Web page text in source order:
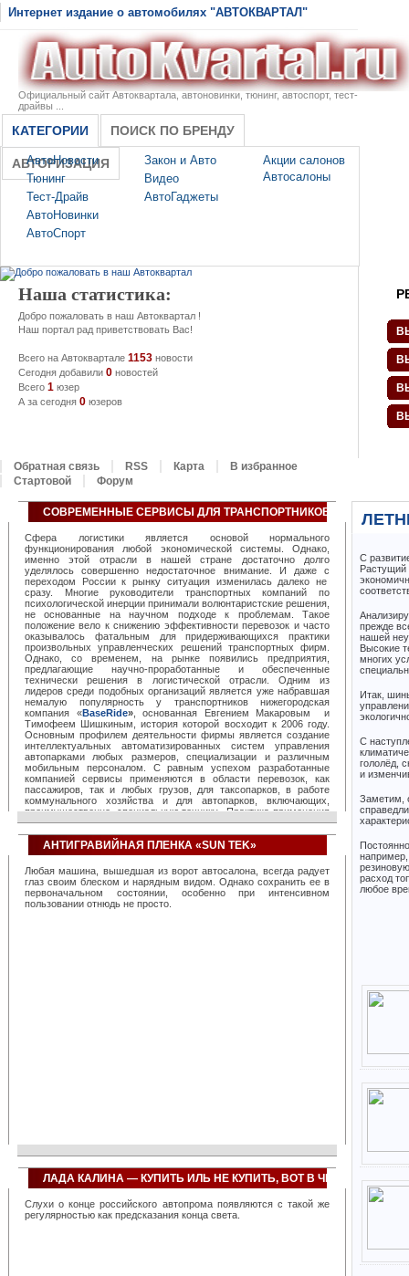
Интернет издание о автомобилях "АВТОКВАРТАЛ"
Официальный сайт Автоквартала, автоновинки, тюнинг, автоспорт, тест-
драйвы ...
КАТЕГОРИИ
АвтоНовости
Тюнинг
Тест-Драйв
АвтоНовинки
АвтоСпорт
Закон и Авто
Видео
АвтоГаджеты
Акции салонов
Автосалоны
ПОИСК ПО БРЕНДУ
АВТОРИЗАЦИЯ
Наша статистика:
Добро пожаловать в наш Автоквартал !
Наш портал рад приветствовать Вас!
Всего на Автоквартале 1153 новости
Сегодня добавили 0 новостей
Всего 1 юзер
А за сегодня 0 юзеров
Обратная связь RSS Карта
В избранное
Стартовой
Форум
СОВРЕМЕННЫЕ СЕРВИСЫ ДЛЯ ТРАНСПОРТНИКОВ ОТ
Сфера логистики является основой нормального
функционирования любой экономической системы. Однако,
именно этой отрасли в нашей стране достаточно долго
уделялось совершенно недостаточное внимание. И даже с
переходом России к рынку ситуация изменилась далеко не
сразу. Многие руководители транспортных компаний по
психологической инерции принимали волюнтаристские решения,
не основанные на научном подходе к проблемам. Такое
положение вело к снижению эффективности перевозок и часто
оказывалось фатальным для придерживающихся практики
произвольных управленческих решений транспортных фирм.
Однако, со временем, на рынке появились предприятия,
предлагающие научно-проработанные и обеспеченные
технически решения в логистической отрасли. Одним из
лидеров среди подобных организаций является уже набравшая
немалую популярность у транспортников нижегородская
компания «BaseRide», основанная Евгением Макаровым и
Тимофеем Шишкиным, история которой восходит к 2006 году.
Основным профилем деятельности фирмы является создание
интеллектуальных автоматизированных систем управления
автопарками любых размеров, специализации и различным
мобильным персоналом. С равным успехом разработанные
компанией сервисы применяются в области перевозок, как
пассажиров, так и любых грузов, для таксопарков, в работе
коммунального хозяйства и для автопарков, включающих,
преимущественно, специальную технику. Практика применения
систем, созданных фирмой, позволяет повысить
эффективность работы любой транспортной организации,
примерно, на 40 процентов. Достаточно сказать, что всего один
диспетчер с их помощью оказывается в состоянии
контролировать около тысячи автомобилей. При этом резко
снижается количество нарушений на трассах, значительно
повышается общая дисциплина вождения и перевозок.
Компанией создано сразу несколько сервисов, использующих
«облачную» технологию, позволяющих полностью перекрыть
АНТИГРАВИЙНАЯ ПЛЕНКА «SUN TEK»
Любая машина, вышедшая из ворот автосалона, всегда радует
глаз своим блеском и нарядным видом. Однако сохранить ее в
первоначальном состоянии, особенно при интенсивном
пользовании отнюдь не просто.
ЛАДА КАЛИНА — КУПИТЬ ИЛЬ НЕ КУПИТЬ, ВОТ В ЧЕМ ВОПРОС?
Слухи о конце российского автопрома появляются с такой же
регулярностью как предсказания конца света.
С
Растущий
прежде
нашей
Высокие
многих
Итак,
С
гололёд,
и
Заметим,
расход
любое